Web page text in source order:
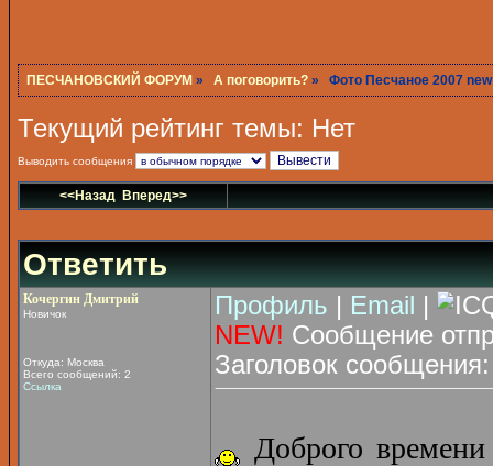
ПЕСЧАНОВСКИЙ ФОРУМ » А поговорить? » Фото Песчаное 2007
Текущий рейтинг темы: Нет
Выводить сообщения
<<Назад Вперед>>
Ответить
Кочергин Дмитрий
Новичок
Откуда: Москва
Всего сообщений: 2
Ссылка
Профиль | Email |
NEW! Сообщение
Заголовок
Доброго